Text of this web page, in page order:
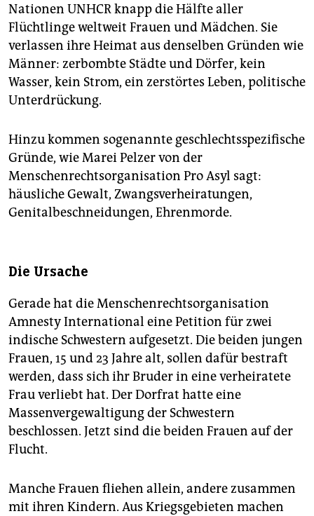
Nationen UNHCR knapp die Hälfte aller
Flüchtlinge weltweit Frauen und Mädchen. Sie
verlassen ihre Heimat aus denselben Gründen wie
Männer: zerbombte Städte und Dörfer, kein
Wasser, kein Strom, ein zerstörtes Leben, politische
Unterdrückung.
Hinzu kommen sogenannte geschlechtsspezifische
Gründe, wie Marei Pelzer von der
Menschenrechtsorganisation Pro Asyl sagt:
häusliche Gewalt, Zwangsverheiratungen,
Genitalbeschneidungen, Ehrenmorde.
Die Ursache
Gerade hat die Menschenrechtsorganisation
Amnesty International eine Petition für zwei
indische Schwestern aufgesetzt. Die beiden jungen
Frauen, 15 und 23 Jahre alt, sollen dafür bestraft
werden, dass sich ihr Bruder in eine verheiratete
Frau verliebt hat. Der Dorfrat hatte eine
Massenvergewaltigung der Schwestern
beschlossen. Jetzt sind die beiden Frauen auf der
Flucht.
Manche Frauen fliehen allein, andere zusammen
mit ihren Kindern. Aus Kriegsgebieten machen